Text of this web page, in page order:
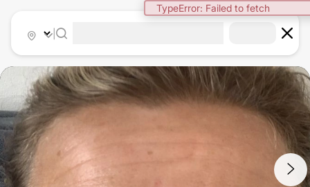
TypeError: Failed to fetch